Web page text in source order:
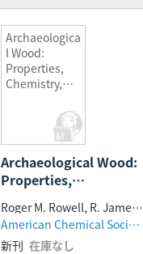
Archaeologica
l Wood:
Properties,
Chemistry,
Preservation
Archaeological Wood:
Properties,
Chemistry, and
Preservation
Roger M. Rowell, R. James Barbour, American Chemical Society. Meeting
American Chemical Society
新刊 在庫なし